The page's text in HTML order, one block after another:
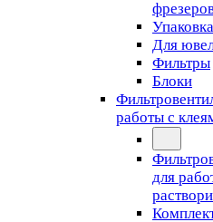
Для
Фильтры
Блоки
работы с
для